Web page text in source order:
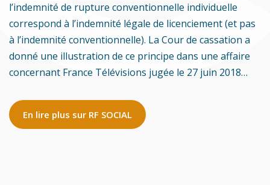
l’indemnité de rupture conventionnelle individuelle
correspond à l’indemnité légale de licenciement (et pas
à l’indemnité conventionnelle). La Cour de cassation a
donné une illustration de ce principe dans une affaire
concernant France Télévisions jugée le 27 juin 2018…
En lire plus sur RF SOCIAL